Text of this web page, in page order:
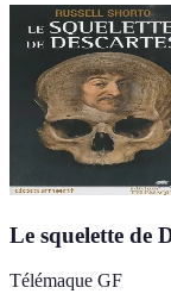
Le squelette de
Télémaque GF